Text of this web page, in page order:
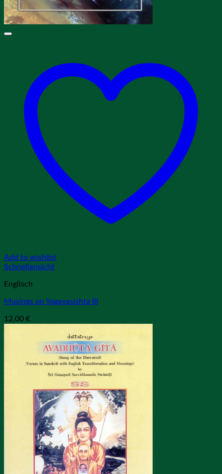
Add to wishlist
Schnellansicht
Englisch
Musings on Yogavasishta III
12,00 €